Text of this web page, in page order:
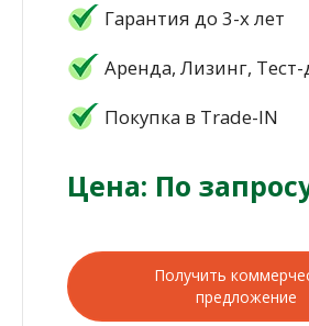
Гарантия до 3-х лет
Аренда, Лизинг,
Покупка в Trade-IN
Цена: По
Получить
предложение